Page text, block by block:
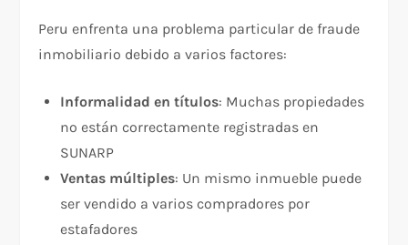
Peru enfrenta una problema particular de fraude
inmobiliario debido a varios factores:​
Informalidad en títulos: Muchas propiedades
no están correctamente registradas en
SUNARP
Ventas múltiples: Un mismo inmueble puede
ser vendido a varios compradores por
estafadores